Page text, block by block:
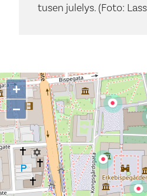
tusen julelys. (Foto:
+
−